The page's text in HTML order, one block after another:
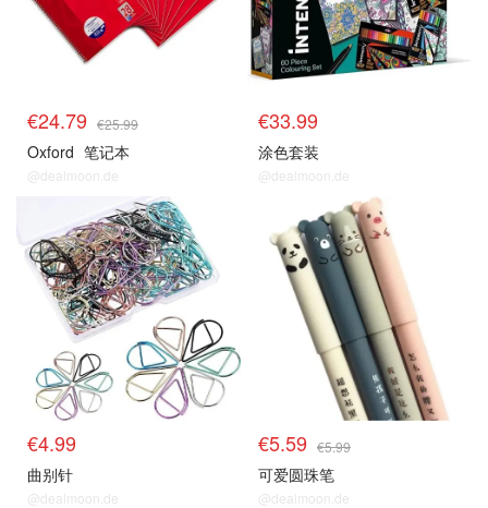
€24.79 €25.99
Oxford 笔记本
@dealmoon.de
€33.99
涂色套装
@dealmoon.de
€4.99
曲别针
@dealmoon.de
€5.59 €5.99
可爱圆珠笔
@dealmoon.de